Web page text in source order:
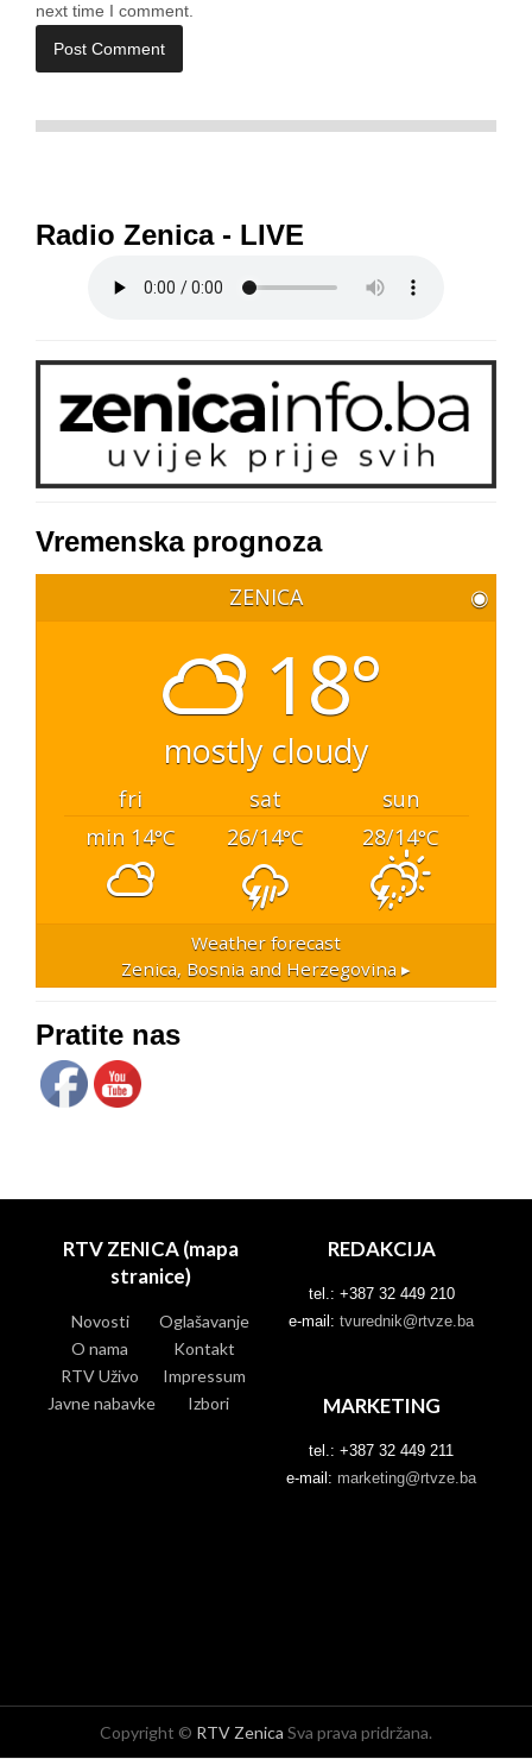
next time I comment.
Radio Zenica - LIVE
Vremenska prognoza
ZENICA ◉
18°
mostly cloudy
fri sat
sun
min 14°C 26/14°C 28/14°C
Weather forecast
Zenica, Bosnia and Herzegovina ▸
Pratite nas
RTV ZENICA (mapa
stranice)
Novosti
Oglašavanje
O nama
Kontakt
RTV Uživo
Impressum
Javne nabavke
Izbori
REDAKCIJA
tel.: +387 32 449 210
e-mail: tvurednik@rtvze.ba
MARKETING
tel.: +387 32 449 211
e-mail: marketing@rtvze.ba
Copyright © RTV Zenica Sva prava pridržana.